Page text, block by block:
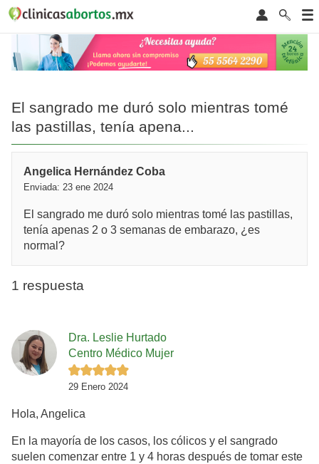
El sangrado me duró solo mientras tomé
las pastillas, tenía apena...
Angelica Hernández Coba
Enviada: 23 ene 2024
El sangrado me duró solo mientras tomé las pastillas,
tenía apenas 2 o 3 semanas de embarazo, ¿es
normal?
1 respuesta
Dra. Leslie Hurtado
Centro Médico Mujer
29 Enero 2024
Hola, Angelica
En la mayoría de los casos, los cólicos y el sangrado
suelen comenzar entre 1 y 4 horas después de tomar este